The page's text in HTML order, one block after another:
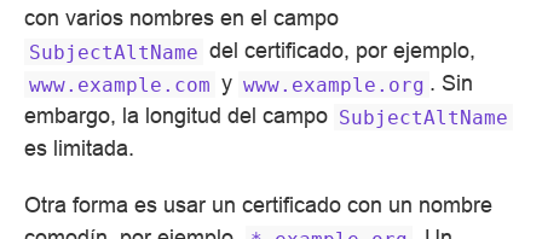
con varios nombres en el campo
SubjectAltName del certificado, por ejemplo,
www.example.com y www.example.org . Sin
embargo, la longitud del campo SubjectAltName
es limitada.
Otra forma es usar un certificado con un nombre